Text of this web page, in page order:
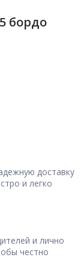
бордо
доставку
и легко
и лично
честно